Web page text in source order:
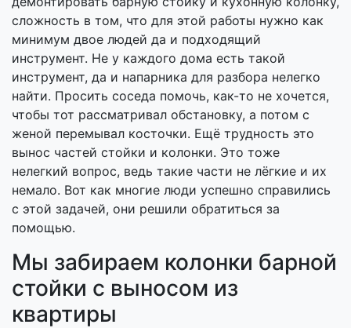
сложность в том, что для этой работы нужно как
минимум двое людей да и подходящий
инструмент. Не у каждого дома есть такой
инструмент, да и напарника для разбора нелегко
найти. Просить соседа помочь, как-то не хочется,
чтобы тот рассматривал обстановку, а потом с
женой перемывал косточки. Ещё трудность это
вынос частей стойки и колонки. Это тоже
нелегкий вопрос, ведь такие части не лёгкие и их
немало. Вот как многие люди успешно справились
с этой задачей, они решили обратиться за
помощью.
Мы забираем колонки барной
стойки с выносом из
квартиры